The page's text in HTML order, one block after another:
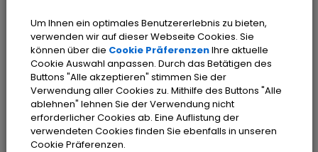
(5,21 MB)
Planungsverband Daten zu Olching
2022
Jeden Monat erscheint zudem das
Mitteilungsblatt der Stadt Olching mit allen
Um Ihnen ein optimales Benutzererlebnis zu bieten,
verwenden wir auf dieser Webseite Cookies. Sie
können über die Cookie PräferenzenIhre aktuelle
Cookie Auswahl anpassen. Durch das Betätigen des
Buttons "Alle akzeptieren" stimmen Sie der
Verwendung aller Cookies zu. Mithilfe des Buttons "Alle
ablehnen" lehnen Sie der Verwendung nicht
erforderlicher Cookies ab. Eine Auflistung der
verwendeten Cookies finden Sie ebenfalls in unseren
Cookie Präferenzen.